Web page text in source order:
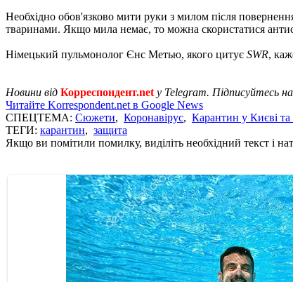
Необхідно обов'язково мити руки з милом після
тваринами. Якщо мила немає, то можна скористатися
Німецький пульмонолог Єнс Метью, якого цитує SWR,
Новини від Корреспондент.net у Telegram. Підписуйтесь
Читайте Korrespondent.net в Google News
СПЕЦТЕМА: Сюжети, Коронавірус, Карантин у Києві та
ТЕГИ: карантин, защита
Якщо ви помітили помилку, виділіть необхідний текст і